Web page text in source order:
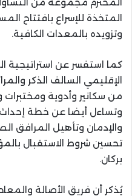
المتخذة للإسراع بافتتاح
وتزويده بالمعدات الكافية.
كما استفسر عن استراتيجية
الإقليمي السالف الذكر
من سكانير وأدوية
وتساءل أيضا عن خطة
والإدمان وتأهيل المرافق
تحسين شروط الاستقبال
بركان.
يُذكر أن فريق الأصالة